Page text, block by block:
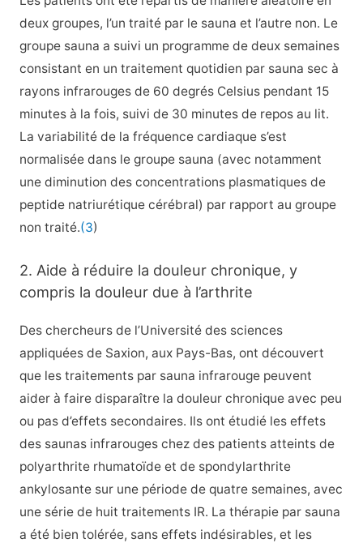
deux groupes, l’un traité par le sauna et l’autre non. Le
groupe sauna a suivi un programme de deux semaines
consistant en un traitement quotidien par sauna sec à
rayons infrarouges de 60 degrés Celsius pendant 15
minutes à la fois, suivi de 30 minutes de repos au lit.
La variabilité de la fréquence cardiaque s’est
normalisée dans le groupe sauna (avec notamment
une diminution des concentrations plasmatiques de
peptide natriurétique cérébral) par rapport au groupe
non traité.(3)
2. Aide à réduire la douleur chronique, y
compris la douleur due à l’arthrite
Des chercheurs de l’Université des sciences
appliquées de Saxion, aux Pays-Bas, ont découvert
que les traitements par sauna infrarouge peuvent
aider à faire disparaître la douleur chronique avec peu
ou pas d’effets secondaires. Ils ont étudié les effets
des saunas infrarouges chez des patients atteints de
polyarthrite rhumatoïde et de spondylarthrite
ankylosante sur une période de quatre semaines, avec
une série de huit traitements IR. La thérapie par sauna
a été bien tolérée, sans effets indésirables, et les